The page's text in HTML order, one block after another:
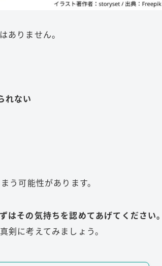
ありません。
れない
う可能性があります。
はその気持ちを認めてあげてください。
剣に考えてみましょう。